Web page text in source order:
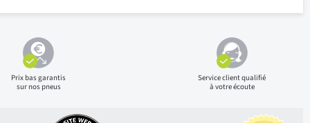
Prix basgarantis
sur nos pneus
Service client qualifié
à votre écoute